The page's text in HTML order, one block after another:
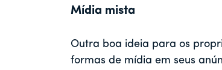
Mídia mista
Outra boa ideia para os
formas de mídia em seus